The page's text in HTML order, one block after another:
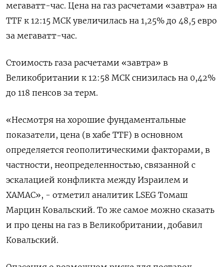
мегаватт-час. Цена на газ расчетами «завтра» на
TTF к 12:15 МСК увеличилась на 1,25% до 48,5 евро
за мегаватт-час.
Стоимость газа расчетами «завтра» в
Великобритании к 12:58 МСК снизилась на 0,42%
до 118 пенсов за терм.
«Несмотря на хорошие фундаментальные
показатели, цена (в хабе TTF) в основном
определяется геополитическими факторами, в
частности, неопределенностью, связанной с
эскалацией конфликта между Израилем и
ХАМАС», - отметил аналитик LSEG Томаш
Марцин Ковальский. То же самое можно сказать
и про цены на газ в Великобритании, добавил
Ковальский.